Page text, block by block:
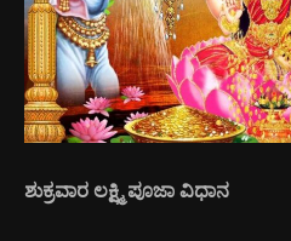
ಶುಕ್ರವಾರ ಲಕ್ಷ್ಮಿ ಪೂಜಾ ವಿಧಾನ